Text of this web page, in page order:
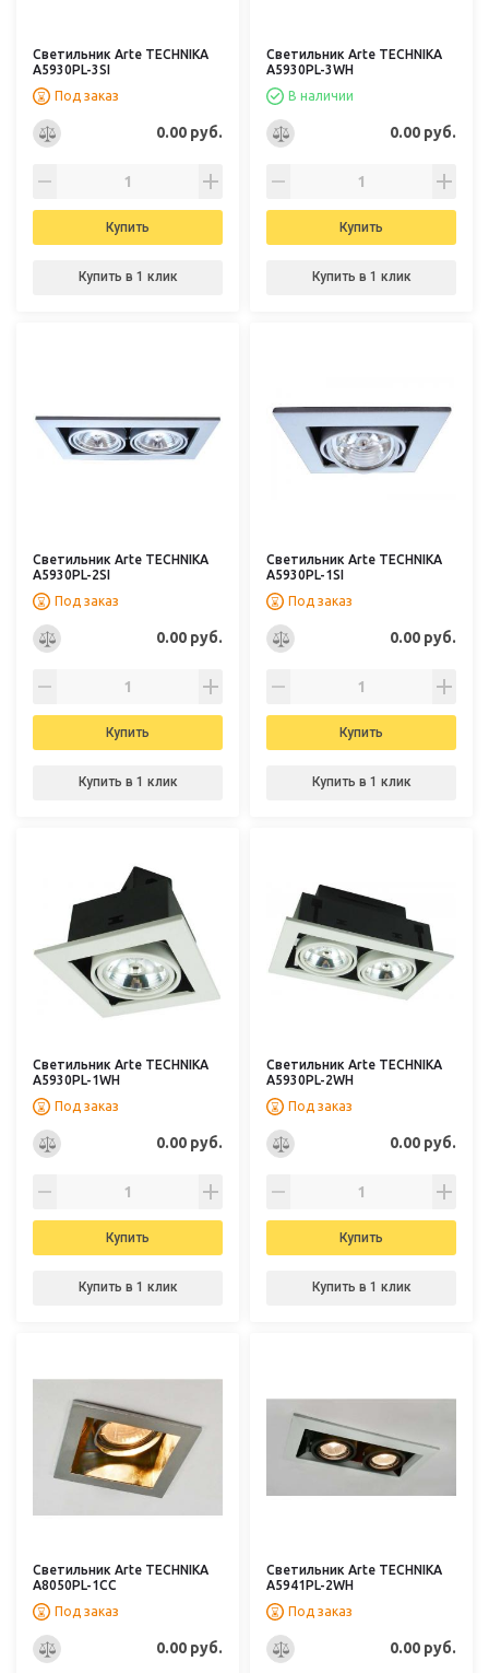
Светильник Arte TECHNIKA
A5930PL-3SI
Под заказ
0.00 руб.
Купить
Купить в 1 клик
Светильник Arte TECHNIKA
A5930PL-3WH
В наличии
0.00 руб.
Купить
Купить в 1 клик
Светильник Arte TECHNIKA
A5930PL-2SI
Под заказ
0.00 руб.
Купить
Купить в 1 клик
Светильник Arte TECHNIKA
A5930PL-1SI
Под заказ
0.00 руб.
Купить
Купить в 1 клик
Светильник Arte TECHNIKA
A5930PL-1WH
Под заказ
0.00 руб.
Купить
Купить в 1 клик
Светильник Arte TECHNIKA
A5930PL-2WH
Под заказ
0.00 руб.
Купить
Купить в 1 клик
Светильник Arte TECHNIKA
A8050PL-1CC
Под заказ
0.00 руб.
Светильник Arte TECHNIKA
A5941PL-2WH
Под заказ
0.00 руб.